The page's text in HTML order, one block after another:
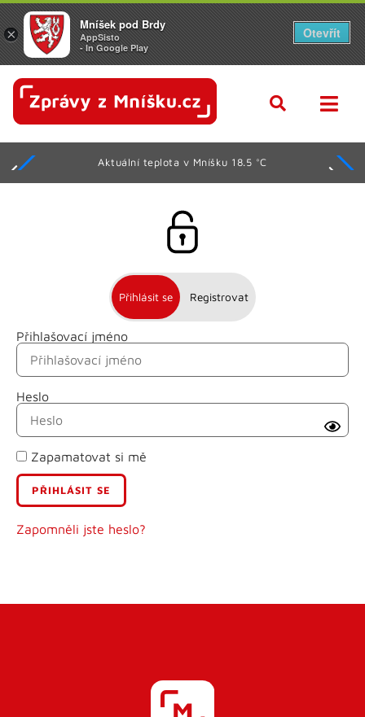
Aktuální teplota v Mníšku 18.5 °C
Přihlásit se Registrovat
Přihlašovací jméno
Heslo
Zapamatovat si mě
Zapomněli jste heslo?
Jméno
Příjmení
E-mail
Uživatelské jméno
×
Mníšek pod Brdy
AppSisto
- In Google Play
Otevřít